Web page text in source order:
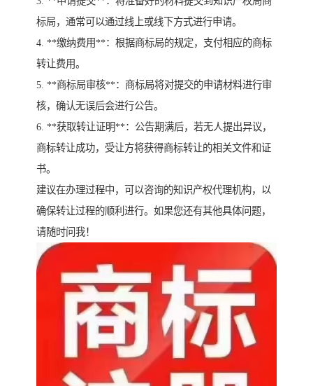
标局，通常可以通过线上或线下方式进行申请。
4. **缴纳费用**：根据商标局的规定，支付相应的商标
转让费用。
5. **商标局审核**：商标局将对提交的申请材料进行审
核，确认无误后会进行公告。
6. **获取转让证明**：公告期满后，若无人提出异议，
商标转让成功，受让方将获得商标转让的相关文件和证
书。
建议在办理过程中，可以咨询的知识产权代理机构，以
确保转让过程的顺利进行。如果您还有其他具体问题，
请随时问我！